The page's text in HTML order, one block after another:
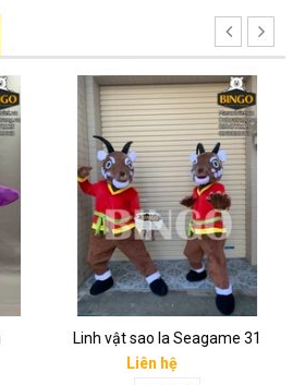
Linh vật sao la Seagame 31
Liên hệ